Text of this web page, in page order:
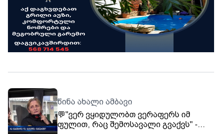
წინა ახალი ამბავი
💬"ვერ ვყიდულობთ ვერაფერს იმ
ფულით, რაც შემოსავალი გვაქვს" -